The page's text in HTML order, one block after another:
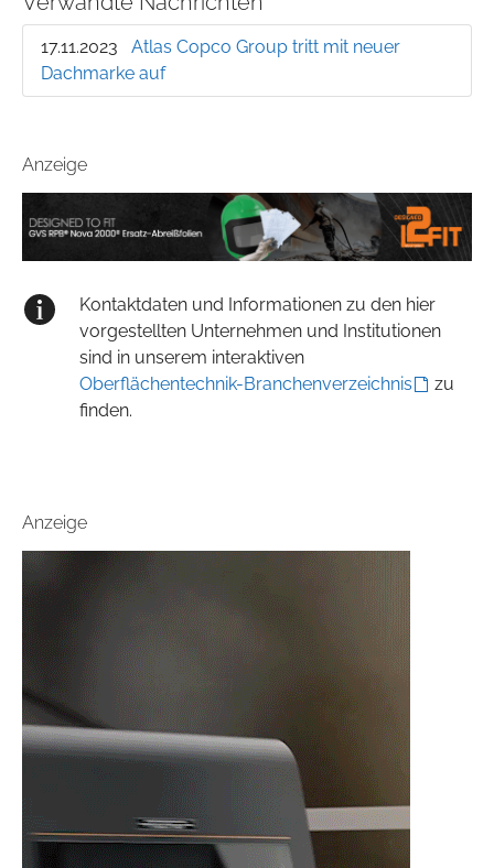
17.11.2023
Atlas Copco Group tritt mit neuer
Dachmarke auf
Anzeige
Kontaktdaten und Informationen zu den hier
vorgestellten Unternehmen und Institutionen
sind in unserem interaktiven
Oberflächentechnik-Branchenverzeichnis
zu
finden.
Anzeige